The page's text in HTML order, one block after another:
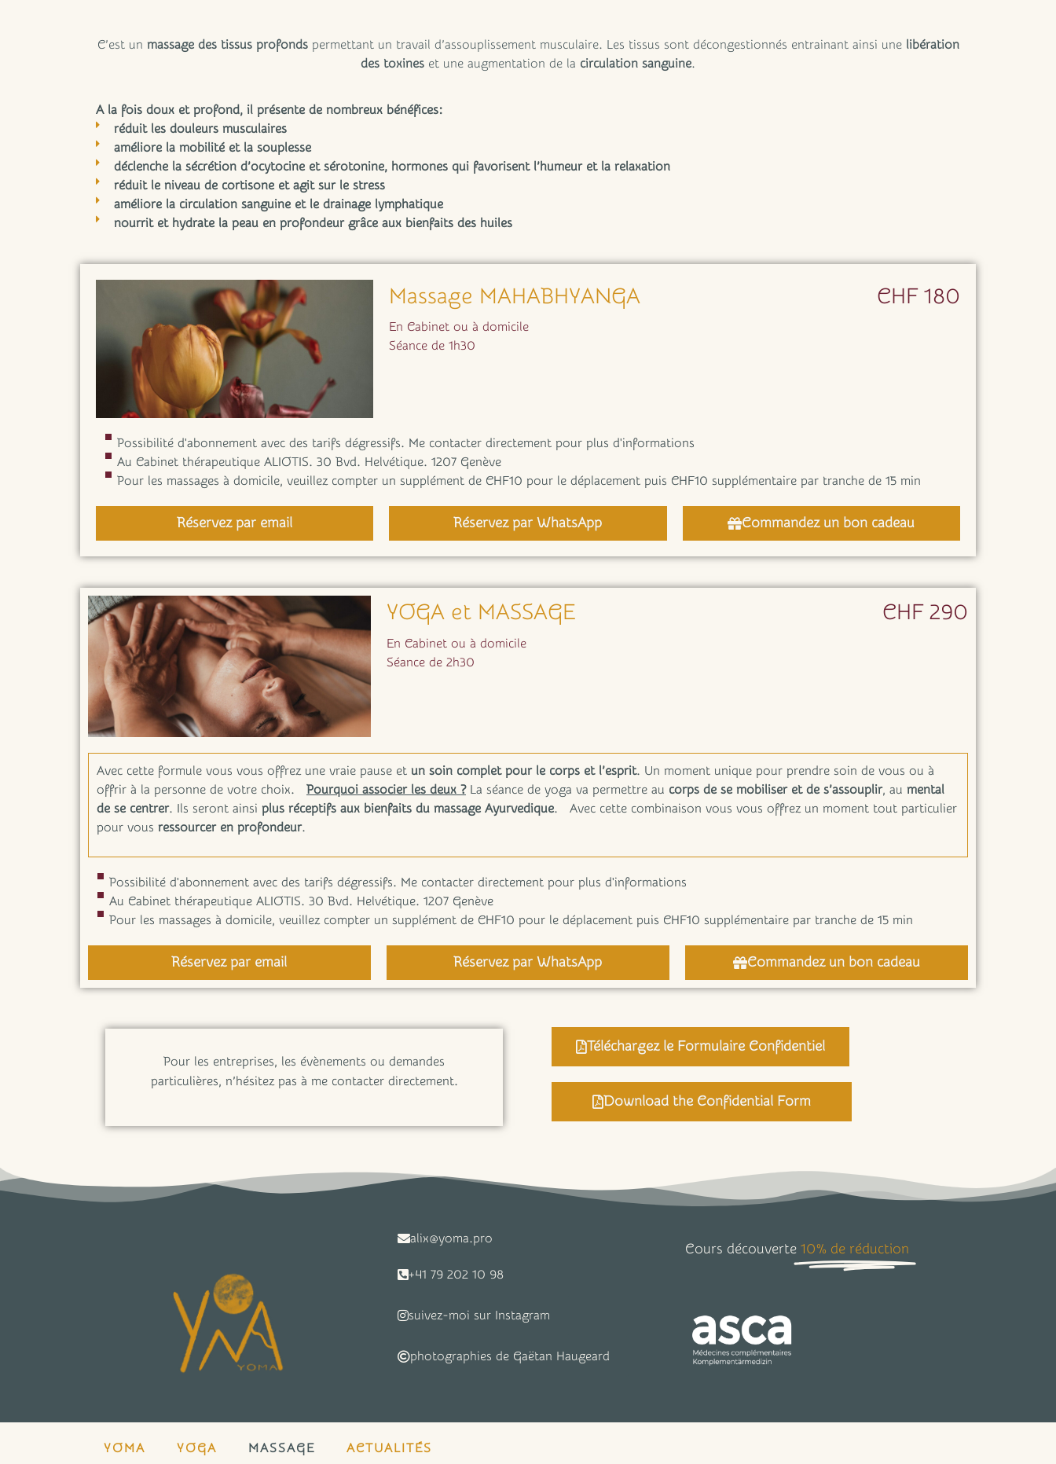
C’est un massage des tissus profondspermettant un travail d’assouplissement musculaire. Les tissus sont décongestionnés entrainant ainsi une libération
des toxines et une augmentation de la circulation sanguine.
A la fois doux et profond, il présente de nombreux bénéfices:
réduit les douleurs musculaires
améliore la mobilité et la souplesse
déclenche la sécrétion d’ocytocine et sérotonine, hormones qui favorisent l’humeur et la relaxation
réduit le niveau de cortisone et agit sur le stress
améliore la circulation sanguine et le drainage lymphatique
nourrit et hydrate la peau en profondeur grâce aux bienfaits des huiles
Massage MAHABHYANGA
En Cabinet ou à domicile
Séance de 1h30
CHF 180
Possibilité d'abonnement avec des tarifs dégressifs. Me contacter directement pour plus d'informations
Au Cabinet thérapeutique ALIOTIS. 30 Bvd. Helvétique. 1207 Genève
Pour les massages à domicile, veuillez compter un supplément de CHF10 pour le déplacement puis CHF10 supplémentaire par tranche de 15 min
Réservez par email Réservez par WhatsApp Commandez un bon cadeau
YOGA et MASSAGE
En Cabinet ou à domicile
Séance de 2h30
CHF 290
Avec cette formule vous vous offrez une vraie pause et un soin complet pour le corps et l’esprit. Un moment unique pour prendre soin de vous ou à
offrir à la personne de votre choix. Pourquoi associer les deux ? La séance de yoga va permettre au corps de se mobiliser et de s’assouplir, au mental
de se centrer. Ils seront ainsi plus réceptifs aux bienfaits du massage Ayurvedique. Avec cette combinaison vous vous offrez un moment tout particulier
pour vous ressourcer en profondeur.
Possibilité d'abonnement avec des tarifs dégressifs. Me contacter directement pour plus d'informations
Au Cabinet thérapeutique ALIOTIS. 30 Bvd. Helvétique. 1207 Genève
Pour les massages à domicile, veuillez compter un supplément de CHF10 pour le déplacement puis CHF10 supplémentaire par tranche de 15 min
Réservez par email Réservez par WhatsApp Commandez un bon cadeau
Pour les entreprises, les évènements ou demandes
particulières, n’hésitez pas à me contacter directement.
Téléchargez le Formulaire Confidentiel
Download the Confidential Form
alix@yoma.pro
+41 79 202 10 98
suivez-moi sur Instagram
photographies de Gaëtan Haugeard
Cours découverte 10% de réduction
YOMA YOGA MASSAGE ACTUALITÉS